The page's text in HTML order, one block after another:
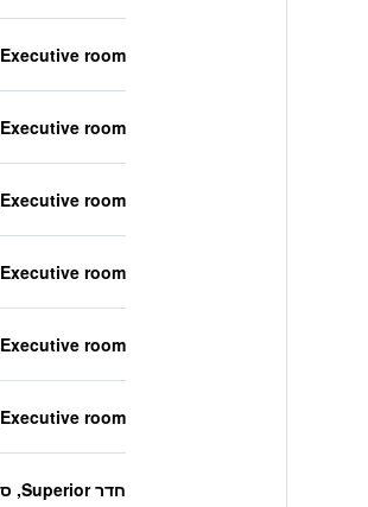
Executive room, סוג המיטה לא ידוע
Executive room, סוג המיטה לא ידוע
Executive room, סוג המיטה לא ידוע
Executive room, סוג המיטה לא ידוע
Executive room, סוג המיטה לא ידוע
Executive room, סוג המיטה לא ידוע
חדר Superior, סוג המיטה לא ידוע